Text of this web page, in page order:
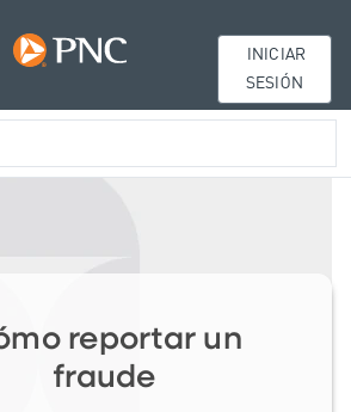
INICIAR
SESIÓN
reportar un
fraude